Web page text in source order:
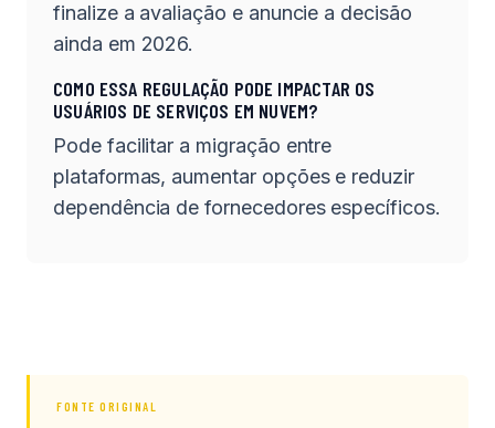
finalize a avaliação e anuncie a decisão
ainda em 2026.
COMO ESSA REGULAÇÃO PODE IMPACTAR OS
USUÁRIOS DE SERVIÇOS EM NUVEM?
Pode facilitar a migração entre
plataformas, aumentar opções e reduzir
dependência de fornecedores específicos.
FONTE ORIGINAL